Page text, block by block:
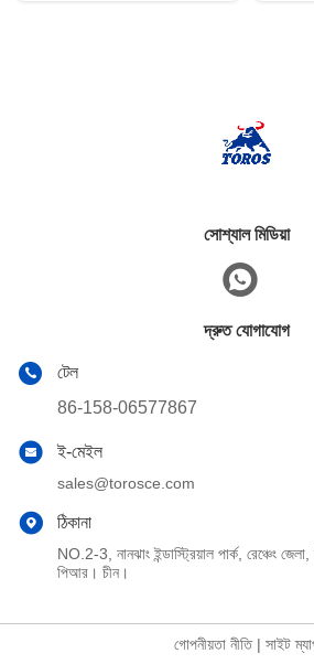
সোশ্যাল মিডিয়া
দ্রুত যোগাযোগ
টেল
86-158-06577867
ই-মেইল
sales@torosce.com
ঠিকানা
NO.2-3, নানঝাং ইন্ডাস্ট্রিয়াল পার্ক, রেঞ্চেং
পিআর। চীন।
গোপনীয়তা নীতি| সাইট